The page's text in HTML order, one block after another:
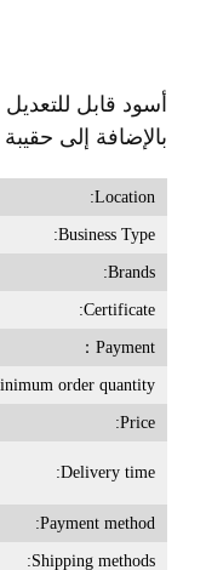
أسود قابل
بالإضافة إلى
Location:
Business Type:
Brands:
Certificate:
Payment：
order quantity：
Price:
Delivery time:
Payment method:
Shipping methods: